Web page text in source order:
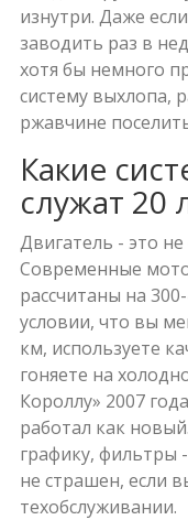
изнутри. Даже
заводить раз в
хотя бы немного
систему выхлопа,
ржавчине
Какие
служат 20
Двигатель - это не
Современные
рассчитаны на
условии, что вы
км, используете
гоняете на
Короллу» 2007
работал как
графику, фильтры
не страшен, если
техобслуживании.